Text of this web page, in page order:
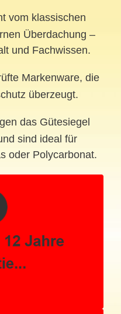
vom klassischen
Überdachung –
und Fachwissen.
Markenware, die
überzeugt.
das Gütesiegel
sind ideal für
oder Polycarbonat.